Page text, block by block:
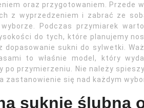
oraz przygotowaniem. Przede
z wyprzedzeniem i zabrać ze
Podczas przymiarek
do tych, które planujemy
sukni do sylwetki.
to właśnie model, który
przymierzeniu. Nie należy
się nad każdym
suknię ślubną